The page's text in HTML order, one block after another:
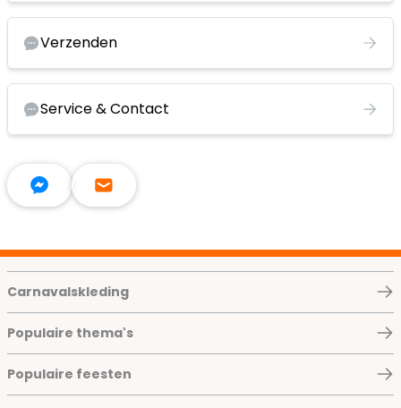
Verzenden
Service & Contact
Carnavalskleding
Populaire thema's
Populaire feesten